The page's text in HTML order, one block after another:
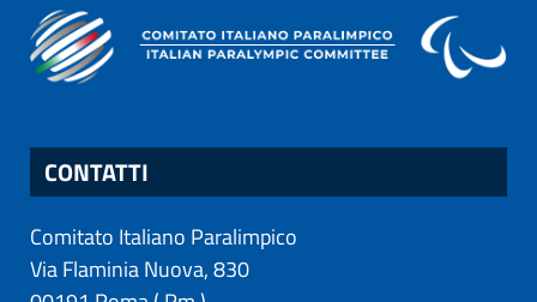
CONTATTI
Comitato Italiano Paralimpico
Via Flaminia Nuova, 830